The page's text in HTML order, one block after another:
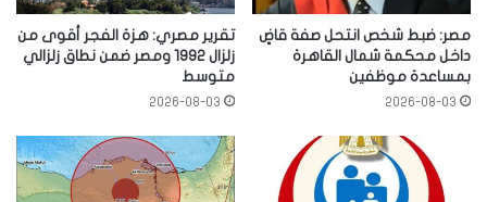
مصر: ضبط شخص انتحل صفة قاضٍ
داخل محكمة شمال القاهرة
بمساعدة موظفين
2026-08-03
تقرير مصري: هزة الفجر أقوى من
زلزال 1992 ومصر ضمن نطاق زلزالي
متوسط
2026-08-03